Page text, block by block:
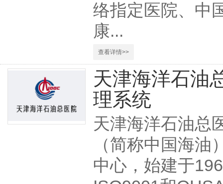
络指定医院、中
康...
查看详情>>
天津海洋石油
理系统
天津海洋石油总
（简称中国海
中心，始建于